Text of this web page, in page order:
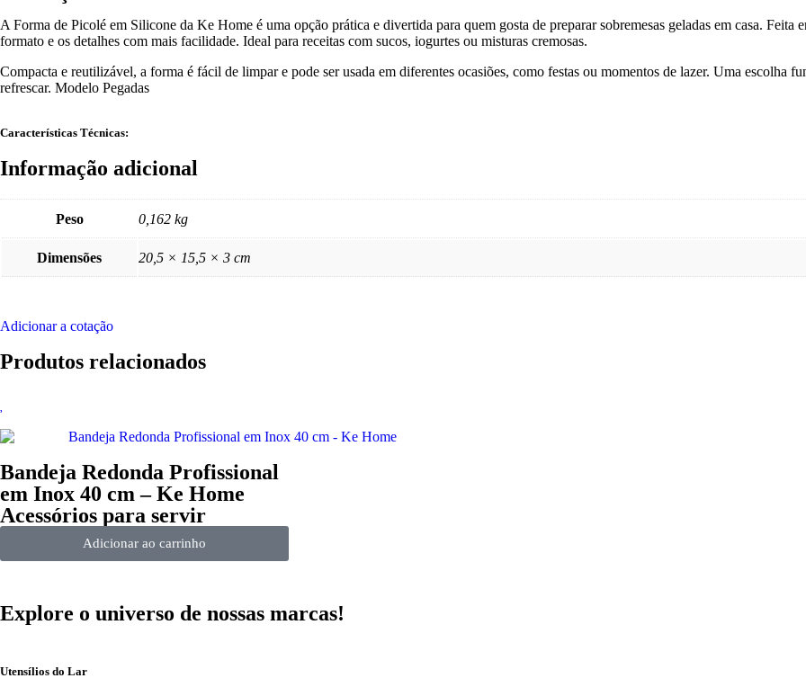
A Forma de Picolé em Silicone da Ke Home é uma opção prática e divertida para quem gosta de preparar sobremesas geladas em casa.
formato e os detalhes com mais facilidade. Ideal para receitas com sucos, iogurtes ou misturas cremosas.
Compacta e reutilizável, a forma é fácil de limpar e pode ser usada em diferentes ocasiões, como festas ou momentos de lazer. Uma escolha
refrescar. Modelo Pegadas
Características Técnicas:
Informação adicional
Peso 0,162 kg
Dimensões 20,5 × 15,5 × 3 cm
Adicionar a cotação
Produtos relacionados
Bandeja Redonda Profissional
em Inox 40 cm – Ke Home
Acessórios para servir
Adicionar ao carrinho
Explore o universo de nossas marcas!
Utensílios do Lar